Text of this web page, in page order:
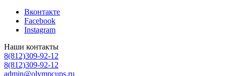
Вконтакте
Facebook
Instagram
Наши контакты
8(812)309-92-12
8(812)309-92-12
admin@olympcups.ru